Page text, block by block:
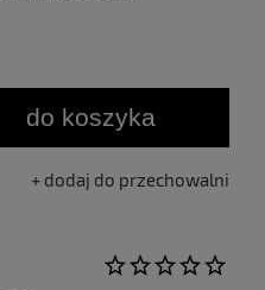
do koszyka
dodaj do przechowalni